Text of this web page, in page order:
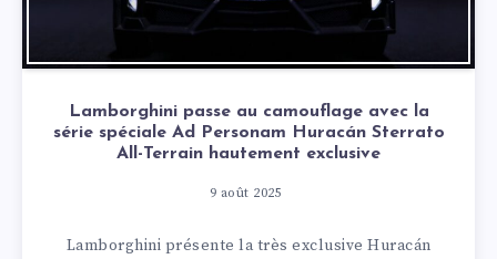
Lamborghini passe au camouflage avec la
série spéciale Ad Personam Huracán Sterrato
All-Terrain hautement exclusive
9 août 2025
Lamborghini présente la très exclusive Huracán